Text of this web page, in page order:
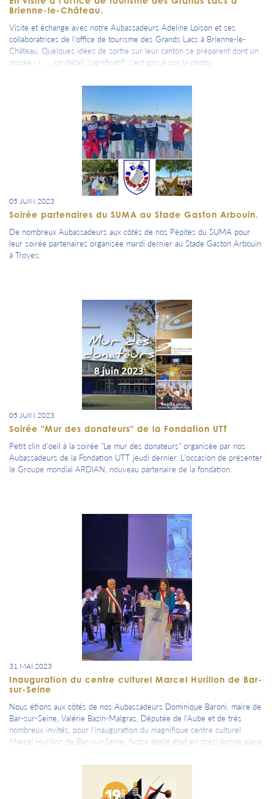
Brienne-le-Château.
Visite et échange avec notre Aubassadeurs Adeline Loison et ses
collaboratrices de l'office de tourisme des Grands Lacs à Brienne-le-
Château. Quelques idées de sortie sur leur canton se préparent dont un
musée ! ( ..... un détail "significatif" s'est glissé sur la photo).
05 JUIN 2023
Soirée partenaires du SUMA au Stade Gaston Arbouin.
De nombreux Aubassadeurs aux côtés de nos Pépites du SUMA pour
leur soirée partenaires organisée mardi dernier au Stade Gaston Arbouin
à Troyes.
05 JUIN 2023
Soirée "Mur des donateurs" de la Fondation UTT
Petit clin d'oeil à la soirée "Le mur des donateurs" organisée par nos
Aubassadeurs de la Fondation UTT jeudi dernier. L'occasion de présenter
le Groupe mondial ARDIAN, nouveau partenaire de la fondation.
31 MAI 2023
Inauguration du centre culturel Marcel Hurillon de Bar-
sur-Seine
Nous étions aux côtés de nos Aubassadeurs Dominique Baroni, maire de
Bar-sur-Seine, Valérie Bazin-Malgras, Députée de l'Aube et de très
nombreux invités, pour l'inauguration du magnifique centre culturel
Marcel Hurillon de Bar-sur-Seine. Notre étoile était en (très) bonne place
Merci à Dominique Baroni et ses équipes pour cette marque d'attention
qui honore la communauté Aubassadeurs.